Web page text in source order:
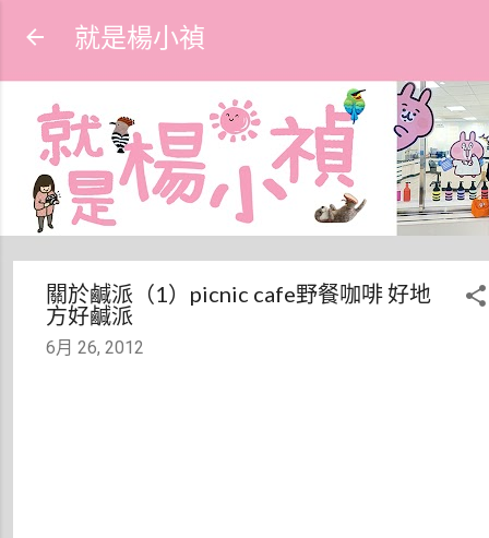
就是楊小禎
關於鹹派（1）picnic cafe野餐咖啡 好地
方好鹹派
6月 26, 2012